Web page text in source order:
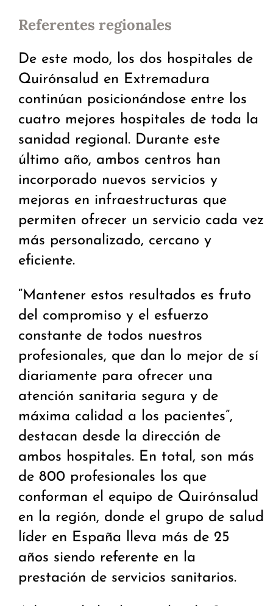
Referentes regionales
De este modo, los dos hospitales de
Quirónsalud en Extremadura
continúan posicionándose entre los
cuatro mejores hospitales de toda la
sanidad regional. Durante este
último año, ambos centros han
incorporado nuevos servicios y
mejoras en infraestructuras que
permiten ofrecer un servicio cada vez
más personalizado, cercano y
eficiente.
“Mantener estos resultados es fruto
del compromiso y el esfuerzo
constante de todos nuestros
profesionales, que dan lo mejor de sí
diariamente para ofrecer una
atención sanitaria segura y de
máxima calidad a los pacientes”,
destacan desde la dirección de
ambos hospitales. En total, son más
de 800 profesionales los que
conforman el equipo de Quirónsalud
en la región, donde el grupo de salud
líder en España lleva más de 25
años siendo referente en la
prestación de servicios sanitarios.